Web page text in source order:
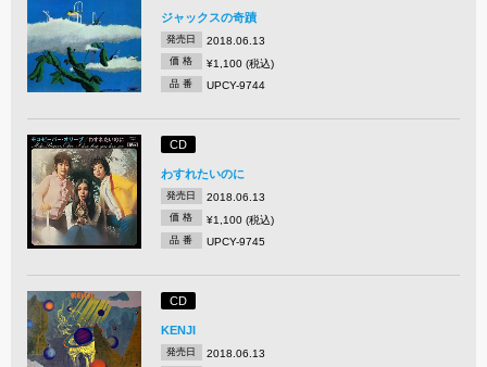
ジャックスの奇蹟
発売日 2018.06.13
価 格 ¥1,100 (税込)
品 番 UPCY-9744
CD
わすれたいのに
発売日 2018.06.13
価 格 ¥1,100 (税込)
品 番 UPCY-9745
CD
KENJI
発売日 2018.06.13